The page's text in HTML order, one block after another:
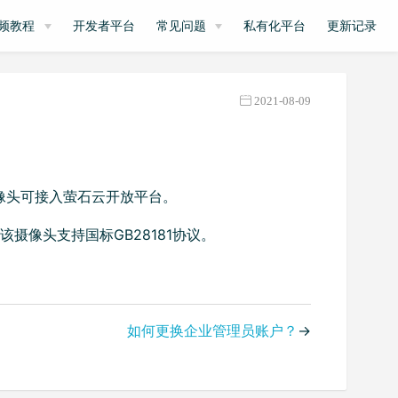
教程 开发者平台 常见问题 私有化平台 更新记录
2021-08-09
可接入萤石云开放平台。
摄像头支持国标GB28181协议。
如何更换企业管理员账户？ →